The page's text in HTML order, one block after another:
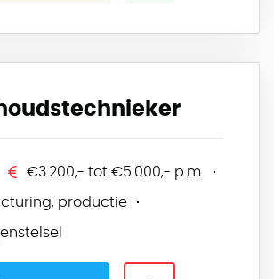
€3.200,- tot €5.000,- p.m.
productie